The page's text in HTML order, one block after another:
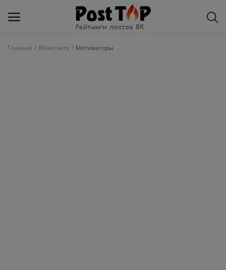
Главная ВКонтакте Мотиваторы